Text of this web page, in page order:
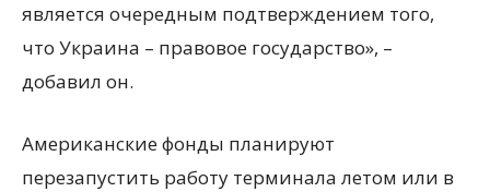
является очередным подтверждением того,
что Украина – правовое государство», –
добавил он.
Американские фонды планируют
перезапустить работу терминала летом или в